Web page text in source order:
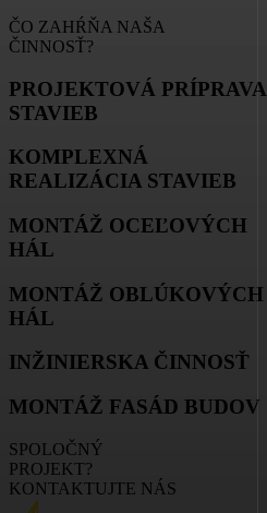
ČO ZAHŔŇA NAŠA
ČINNOSŤ?
PROJEKTOVÁ PRÍPRAVA
STAVIEB
KOMPLEXNÁ
REALIZÁCIA STAVIEB
MONTÁŽ OCEĽOVÝCH
HÁL
MONTÁŽ OBLÚKOVÝCH
HÁL
INŽINIERSKA ČINNOSŤ
MONTÁŽ FASÁD BUDOV
SPOLOČNÝ
PROJEKT?
KONTAKTUJTE NÁS